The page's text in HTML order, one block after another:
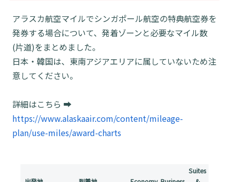
アラスカ航空マイルでシンガポール航空の特典航空券を
発券する場合について、発着ゾーンと必要なマイル数
(片道)をまとめました。
日本・韓国は、東南アジアエリアに属していないため注
意してください。
詳細はこちら ➡
https://www.alaskaair.com/content/mileage-
plan/use-miles/award-charts
Suites